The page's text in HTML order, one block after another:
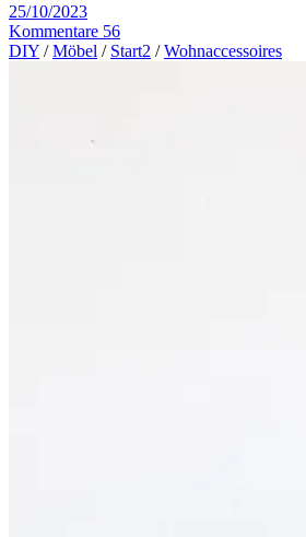
25/10/2023
Kommentare 56
DIY /Möbel / Start2 /Wohnaccessoires